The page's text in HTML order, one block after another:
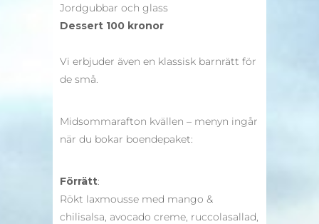
Jordgubbar och glass
Dessert 100 kronor
Vi erbjuder även en klassisk barnrätt för
de små.
Midsommarafton kvällen – menyn ingår
när du bokar boendepaket:
Förrätt:
Rökt laxmousse med mango &
chilisalsa, avocado creme, ruccolasallad,